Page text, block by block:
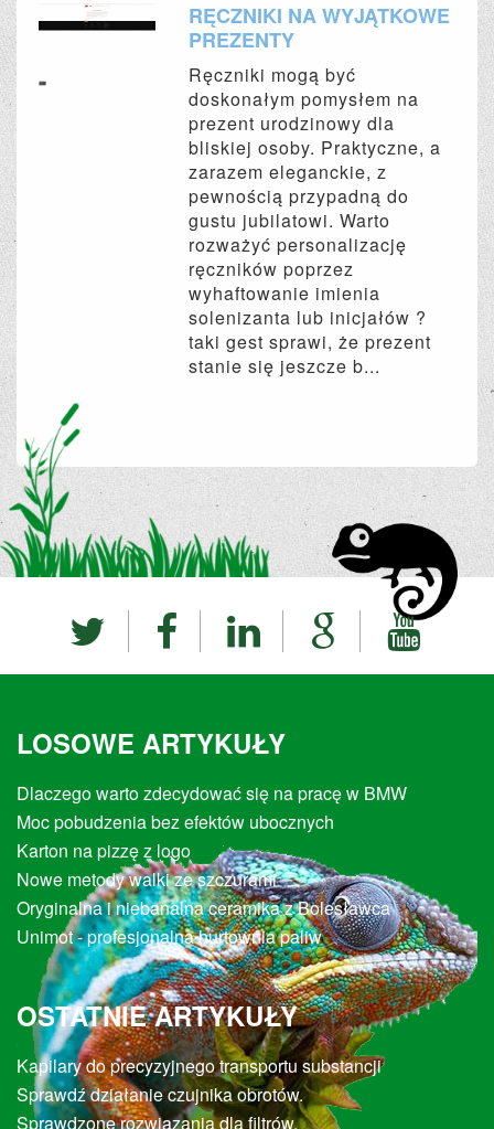
RĘCZNIKI NA WYJĄTKOWE
PREZENTY
Ręczniki mogą być
doskonałym pomysłem na
prezent urodzinowy dla
bliskiej osoby. Praktyczne, a
zarazem eleganckie, z
pewnością przypadną do
gustu jubilatowi. Warto
rozważyć personalizację
ręczników poprzez
wyhaftowanie imienia
solenizanta lub inicjałów ?
taki gest sprawi, że prezent
stanie się jeszcze b...
LOSOWE ARTYKUŁY
Dlaczego warto zdecydować się na pracę w BMW
Moc pobudzenia bez efektów ubocznych
Karton na pizzę z logo
Nowe metody walki ze szczurami
Oryginalna i niebanalna ceramika z Bolesławca
Unimot - profesjonalna hurtownia paliw
OSTATNIE ARTYKUŁY
Kapilary do precyzyjnego transportu substancji
Sprawdź działanie czujnika obrotów.
Sprawdzone rozwiązania dla filtrów.